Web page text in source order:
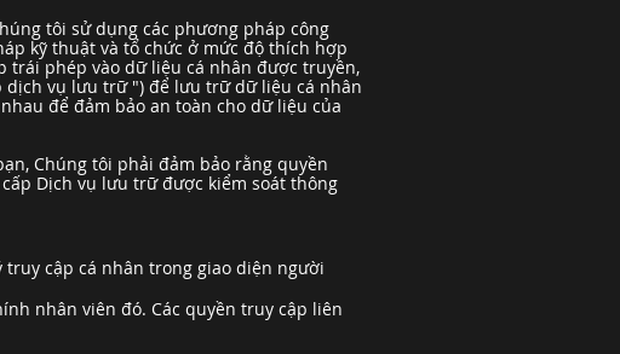
tôi sử dụng các phương pháp công
kỹ thuật và tổ chức ở mức độ thích hợp
trái phép vào dữ liệu cá nhân được truyền,
dịch vụ lưu trữ ") để lưu trữ dữ liệu cá nhân
để đảm bảo an toàn cho dữ liệu của
Chúng tôi phải đảm bảo rằng quyền
Dịch vụ lưu trữ được kiểm soát thông
cập cá nhân trong giao diện người
nhân viên đó. Các quyền truy cập liên